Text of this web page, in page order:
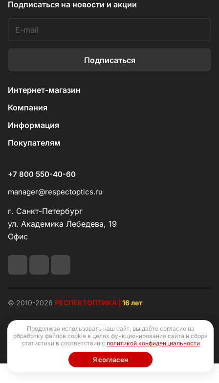
Подписаться на новости и акции
Подписаться
Интернет-магазин
Компания
Информация
Покупателям
+7 800 550-40-60
manager@respectoptics.ru
г. Санкт-Петербург
ул. Академика Лебедева, 19
Офис
© 2010-2026 РЕСПЕКТОПТИКА | 16 лет
Конфиденциальность Оферта
Продолжая использовать наш сайт, вы даёте согласие на
обработку файлов cookie в целях функционирования сайта и сбора
статистики в соответствии с политикой конфиденциальности
Я согласен